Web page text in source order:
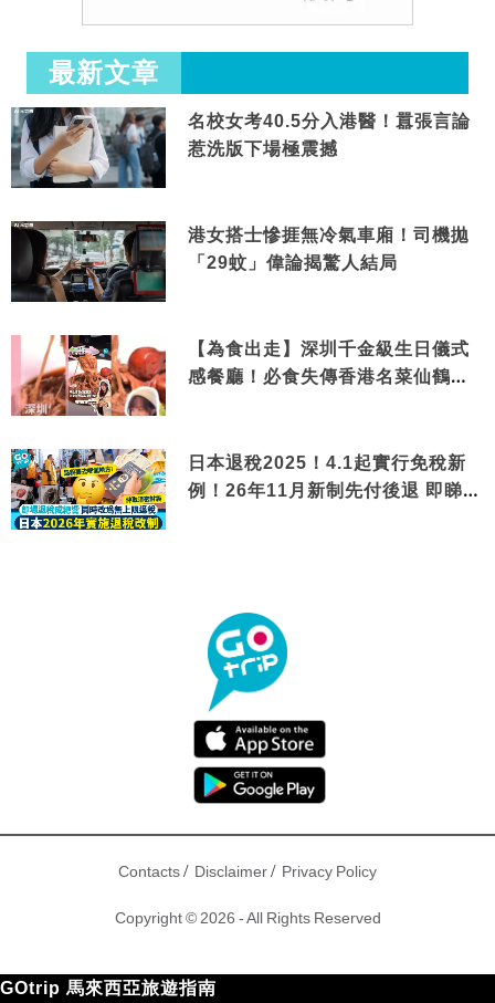
最新文章
名校女考40.5分入港醫！囂張言論
惹洗版下場極震撼
港女搭士慘捱無冷氣車廂！司機拋
「29蚊」偉論揭驚人結局
【為食出走】深圳千金級生日儀式
感餐廳！必食失傳香港名菜仙鶴神
日本退稅2025！4.1起實行免稅新
例！26年11月新制先付後退 即睇步
Contacts/ Disclaimer/ Privacy Policy
Copyright © 2026 - All Rights Reserved
GOtrip 馬來西亞旅遊指南